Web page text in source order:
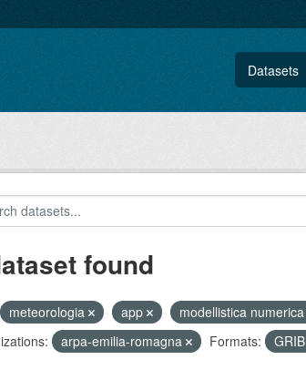
Datasets
found
meteorologia app modellistica numerica
arpa-emilia-romagna Formats: GRIB